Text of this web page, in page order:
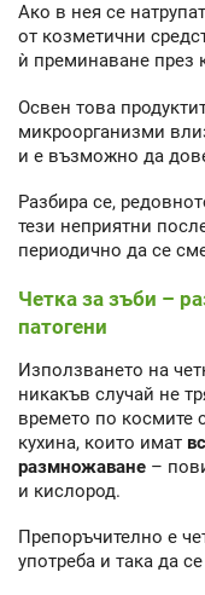
Ако в нея се
от козметични
ѝ преминаване през
Освен това
микроорганизми
и е възможно да
Разбира се,
тези неприятни
периодично да се
Четка за зъби –
патогени
Използването на
никакъв случай не
времето по космите
кухина, които имат
размножаване –
и кислород.
Препоръчително е
употреба и така да